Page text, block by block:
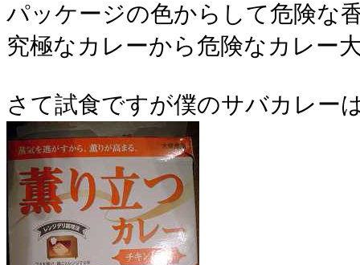
パッケージの色からして危険な
究極なカレーから危険なカレー
さて試食ですが僕のサバカレー